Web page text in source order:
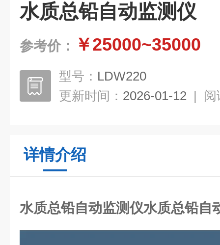
水质总铅自动监测仪
参考价： ￥25000~35000
型号： LDW220
更新时间： 2026-01-12 | 阅
详情介绍
水质总铅自动监测仪水质总铅自